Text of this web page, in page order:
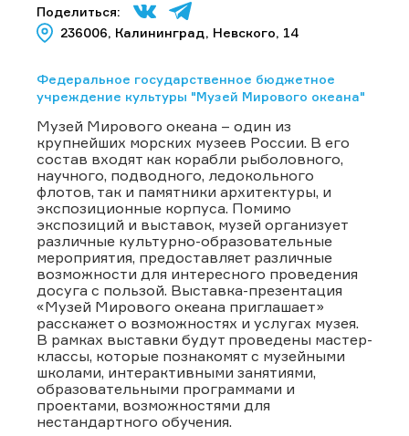
Поделиться:
236006, Калининград, Невского, 14
Федеральное государственное бюджетное
учреждение культуры "Музей Мирового океана"
Музей Мирового океана – один из
крупнейших морских музеев России. В его
состав входят как корабли рыболовного,
научного, подводного, ледокольного
флотов, так и памятники архитектуры, и
экспозиционные корпуса. Помимо
экспозиций и выставок, музей организует
различные культурно-образовательные
мероприятия, предоставляет различные
возможности для интересного проведения
досуга с пользой. Выставка-презентация
«Музей Мирового океана приглашает»
расскажет о возможностях и услугах музея.
В рамках выставки будут проведены мастер-
классы, которые познакомят с музейными
школами, интерактивными занятиями,
образовательными программами и
проектами, возможностями для
нестандартного обучения.